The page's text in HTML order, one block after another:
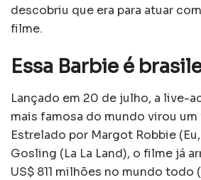
descobriu que era para atuar
filme.
Essa Barbie é
Lançado em 20 de julho, a live-
mais famosa do mundo virou
Estrelado por Margot Robbie (Eu,
Gosling (La La Land), o filme já
US$ 811 milhões no mundo todo